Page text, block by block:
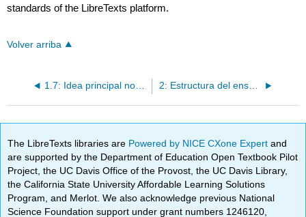
standards of the LibreTexts platform.
Volver arriba
1.7: Idea principal no declarada 2: Estructura del ensayo
The LibreTexts libraries are Powered by NICE CXone Expertand
are supported by the Department of Education Open Textbook Pilot
Project, the UC Davis Office of the Provost, the UC Davis Library,
the California State University Affordable Learning Solutions
Program, and Merlot. We also acknowledge previous National
Science Foundation support under grant numbers 1246120,